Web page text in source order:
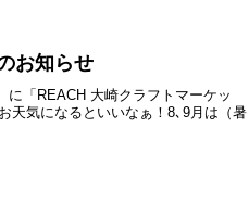
お知らせ
に「REACH 大崎クラフトマーケッ
天気になるといいなぁ！8､9月は（暑